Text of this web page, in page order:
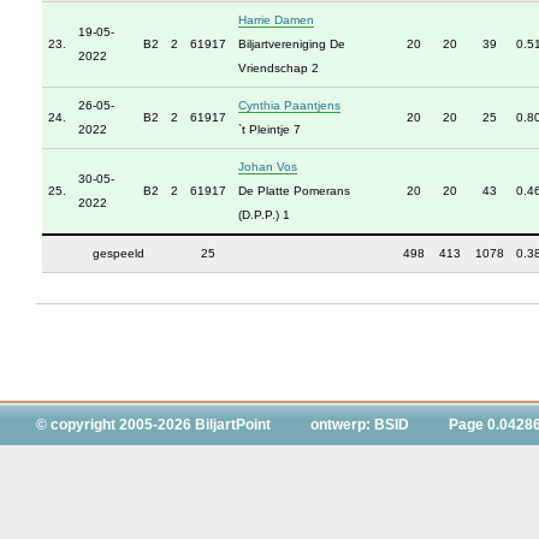
23.
19-05-
2022
B2 2 61917
Harrie Damen
Biljartvereniging De
Vriendschap 2
20 20 39
24.
26-05-
2022
B2 2 61917
Cynthia Paantjens
`t Pleintje 7
20 20 25
25.
30-05-
2022
B2 2 61917
Johan Vos
De Platte Pomerans
(D.P.P.) 1
20 20 43
gespeeld 25 498 413 1078
© copyright 2005-2026 BiljartPoint ontwerp: BSID Page